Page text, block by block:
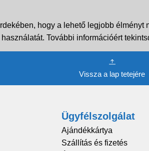
hogy a lehető legjobb
További információért
Vissza a lap tetejére
Ügyfélszolgálat
Ajándékkártya
Szállítás és fizetés